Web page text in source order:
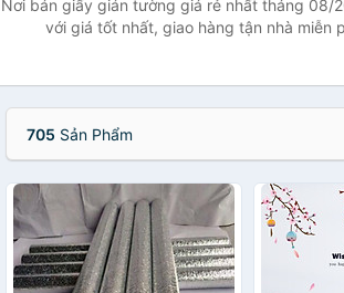
Nơi bán giấy gián tường giá rẻ nhất tháng 08/
với giá tốt nhất, giao hàng tận nhà miễn
705 Sản Phẩm